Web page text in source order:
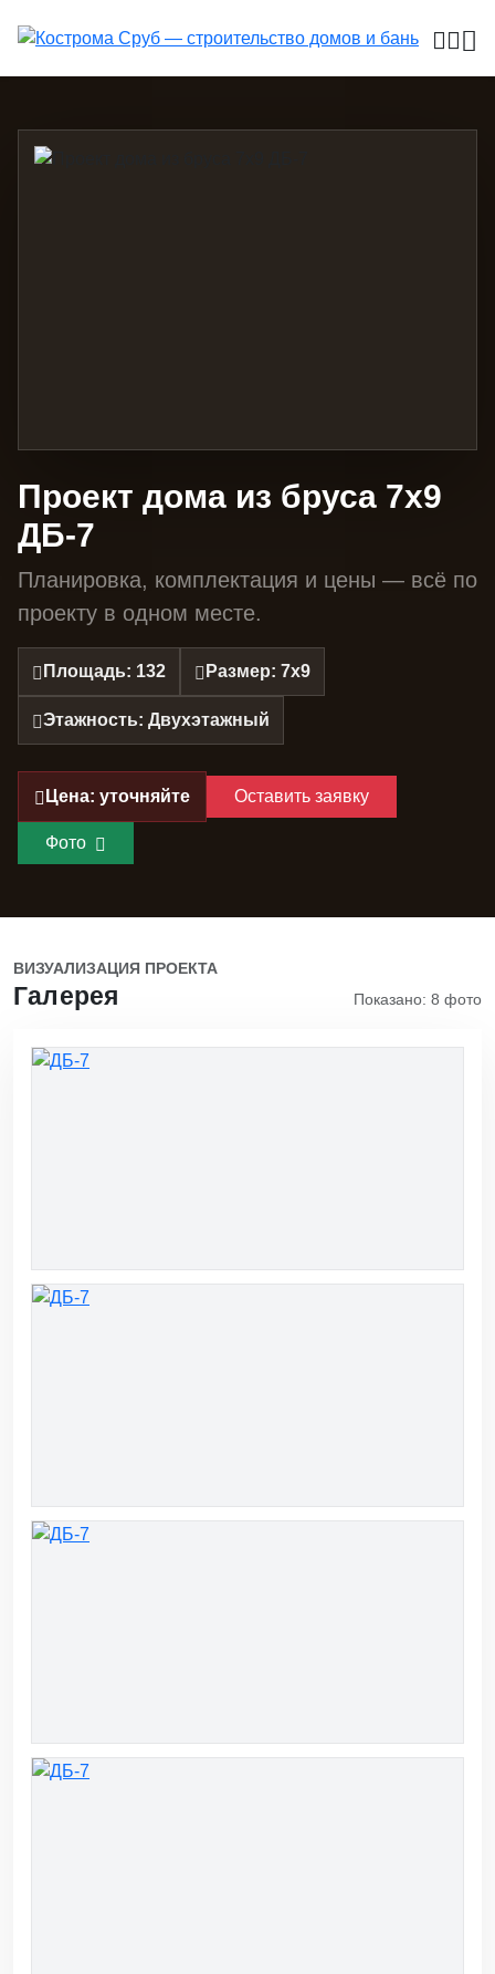
Проект дома из бруса 7х9
ДБ-7
Планировка, комплектация и цены — всё по
проекту в одном месте.
Площадь: 132 Размер: 7х9
Этажность: Двухэтажный
Цена: уточняйте Оставить заявку
Фото
ВИЗУАЛИЗАЦИЯ ПРОЕКТА
Галерея Показано: 8 фото